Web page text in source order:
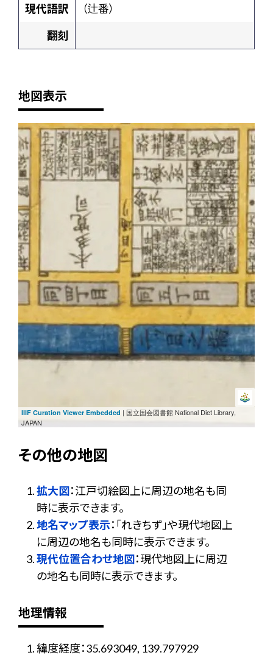
現代語訳
（辻番）
翻刻
地図表示
+
-
IIIF Curation Viewer Embedded | 国立国会図書館 National Diet Library,
JAPAN
その他の地図
拡大図：江戸切絵図上に周辺の地名も同
時に表示できます。
地名マップ表示：「れきちず」や現代地図上
に周辺の地名も同時に表示できます。
現代位置合わせ地図：現代地図上に周辺
の地名も同時に表示できます。
地理情報
緯度経度：35.693049, 139.797929